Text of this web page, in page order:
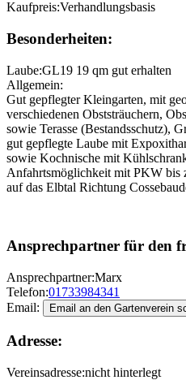
Kaufpreis:Verhandlungsbasis
Besonderheiten:
Laube:GL19 19 qm gut erhalten
Allgemein:
Gut gepflegter Kleingarten, mit
verschiedenen Obststräuchern,
sowie Terasse (Bestandsschutz),
gut gepflegte Laube mit
sowie Kochnische mit
Anfahrtsmöglichkeit mit PKW bis
auf das Elbtal Richtung
Ansprechpartner für den
Ansprechpartner:Marx
Telefon:01733984341
Email:
Adresse:
Vereinsadresse:nicht hinterlegt